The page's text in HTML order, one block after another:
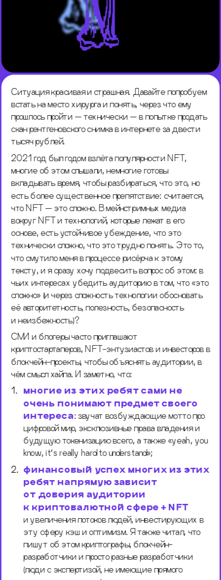
Ситуация красивая и страшная. Давайте попробуем
встать на место хирурга и понять, через что ему
прошлось пройти — технически — в попытке продать
скан рентгеновского снимка в интернете за двести
тысяч рублей.
2021 год был годом взлёта популярности NFT,
многие об этом слышали, немногие готовы
вкладывать время, чтобы разбираться, что это, но
есть более существенное препятствие: считается,
что NFT — это сложно. В мейнстримных медиа
вокруг NFT и технологий, которые лежат в его
основе, есть устойчивое убеждение, что это
технически сложно, что это трудно понять. Это то,
что смутило меня в процессе рисёрча к этому
тексту, и я сразу хочу подвесить вопрос об этом: в
чьих интересах убедить аудиторию в том, что «это
сложно» (и через сложность технологии обосновать
её авторитетность, полезность, безопасность
и неизбежность)?
СМИ и блогеры часто приглашают
криптостартаперов, NFT-энтузиастов и инвесторов в
блокчейн-проекты, чтобы объяснять аудитории, в
чём смысл хайпа. И заметно, что:
многие из этих ребят сами не
очень понимают предмет своего
интереса: звучат возбуждающие мотто про
цифровой мир, эксклюзивные права владения и
будущую токенизацию всего, а также «yeah, you
know, it’s really hard to understand»;
финансовый успех многих из этих
ребят напрямую зависит
от доверия аудитории
к криптовалютной сфере + NFT
и увеличения потоков людей, инвестирующих в
эту сферу кэш и оптимизм. Я также читал, что
пишут об этом криптографы, блокчейн-
разработчики и просто разные разработчики
(люди с экспертизой, не имеющие прямого